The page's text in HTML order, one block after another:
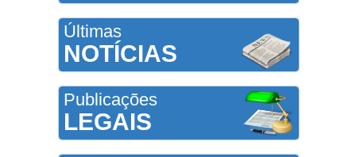
Últimas
NOTÍCIAS
Publicações
LEGAIS